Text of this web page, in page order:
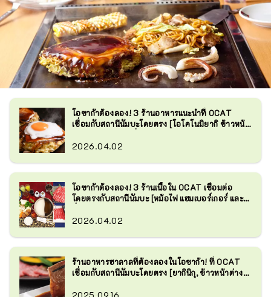
โอซาก้าต้องลอง! 3 ร้านอาหารแนะนำที่ OCAT
เชื่อมกับสถานีนัมบะโดยตรง [โอโคโนมิยากิ ข้าวหน้า
2026.04.02
โอซาก้าต้องลอง! 3 ร้านเนื้อใน OCAT เชื่อมต่อ
โดยตรงกับสถานีนัมบะ [หม้อไฟ แฮมเบอร์เกอร์ และ
2026.04.02
ร้านอาหารฮาลาลที่ต้องลองในโอซาก้า! ที่ OCAT
เชื่อมกับสถานีนัมบะโดยตรง [ยากินิกุ, ข้าวหน้าต่างๆ,